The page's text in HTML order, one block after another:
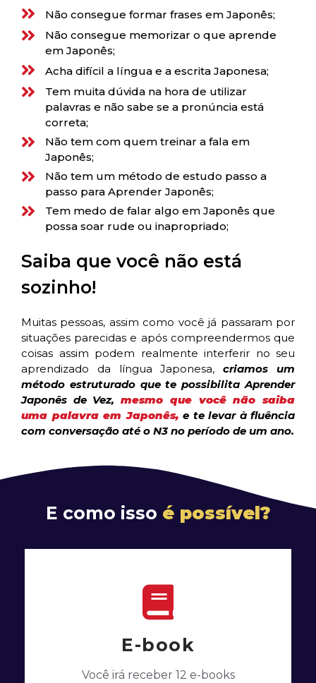
Não consegue formar frases em Japonês;
Não consegue memorizar o que aprende
em Japonês;
Acha difícil a língua e a escrita Japonesa;
Tem muita dúvida na hora de utilizar
palavras e não sabe se a pronúncia está
correta;
Não tem com quem treinar a fala em
Japonês;
Não tem um método de estudo passo a
passo para Aprender Japonês;
Tem medo de falar algo em Japonês que
possa soar rude ou inapropriado;
Saiba que você não está
sozinho!
Muitas pessoas, assim como você já passaram por
situações parecidas e após compreendermos que
coisas assim podem realmente interferir no seu
aprendizado da língua Japonesa,criamos um
método estruturado que te possibilita Aprender
Japonês de Vez,mesmo que você não saiba
uma palavra em Japonês, e te levar à fluência
com conversação até o N3 no período de um ano.
E como isso é possível?
E-book
Você irá receber 12 e-books